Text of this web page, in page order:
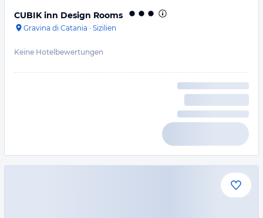
CUBIK inn Design Rooms
Gravina di Catania · Sizilien
Keine Hotelbewertungen